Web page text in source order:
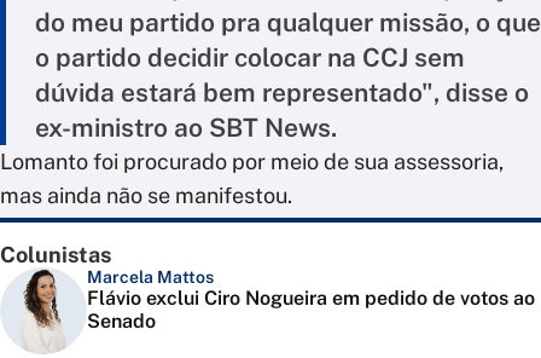
do meu partido pra qualquer missão, o que
o partido decidir colocar na CCJ sem
dúvida estará bem representado", disse o
ex-ministro ao SBT News.
Lomanto foi procurado por meio de sua assessoria,
mas ainda não se manifestou.
Colunistas
Marcela Mattos
Flávio exclui Ciro Nogueira em pedido de votos ao
Senado